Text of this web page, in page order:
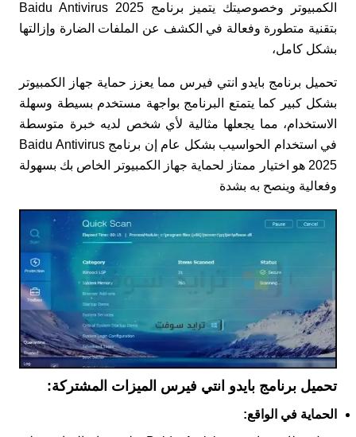
الكمبيوتر وخصوصيتك يتميز برنامج Baidu Antivirus 2025
بتقنية متطورة وفعالة في الكشف عن الملفات الضارة وإزالتها
بشكل كامل،
تحميل برنامج بايدو انتي فيرس مما يعزز حماية جهاز الكمبيوتر
بشكل كبير كما يتمتع البرنامج بواجهة مستخدم بسيطة وسهلة
الاستخدام، مما يجعلها مثالية لأي شخص لديه خبرة متوسطة
في استخدام الحواسيب بشكل عام إن برنامج Baidu Antivirus
2025 هو اختيار ممتاز لحماية جهاز الكمبيوتر الخاص بك بسهولة
وفعالية وينصح به بشدة
تحميل برنامج بايدو انتي فيرس الميزات المشتركة:
الحماية في الواقع: